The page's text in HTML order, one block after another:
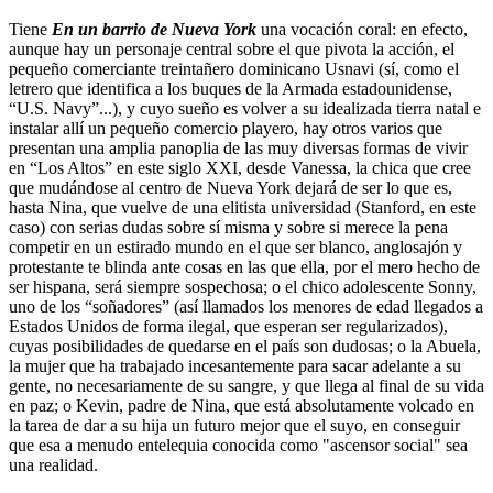
Tiene En un barrio de Nueva York una vocación coral: en efecto,
aunque hay un personaje central sobre el que pivota la acción, el
pequeño comerciante treintañero dominicano Usnavi (sí, como el
letrero que identifica a los buques de la Armada estadounidense,
“U.S. Navy”...), y cuyo sueño es volver a su idealizada tierra natal e
instalar allí un pequeño comercio playero, hay otros varios que
presentan una amplia panoplia de las muy diversas formas de vivir
en “Los Altos” en este siglo XXI, desde Vanessa, la chica que cree
que mudándose al centro de Nueva York dejará de ser lo que es,
hasta Nina, que vuelve de una elitista universidad (Stanford, en este
caso) con serias dudas sobre sí misma y sobre si merece la pena
competir en un estirado mundo en el que ser blanco, anglosajón y
protestante te blinda ante cosas en las que ella, por el mero hecho de
ser hispana, será siempre sospechosa; o el chico adolescente Sonny,
uno de los “soñadores” (así llamados los menores de edad llegados a
Estados Unidos de forma ilegal, que esperan ser regularizados),
cuyas posibilidades de quedarse en el país son dudosas; o la Abuela,
la mujer que ha trabajado incesantemente para sacar adelante a su
gente, no necesariamente de su sangre, y que llega al final de su vida
en paz; o Kevin, padre de Nina, que está absolutamente volcado en
la tarea de dar a su hija un futuro mejor que el suyo, en conseguir
que esa a menudo entelequia conocida como "ascensor social" sea
una realidad.